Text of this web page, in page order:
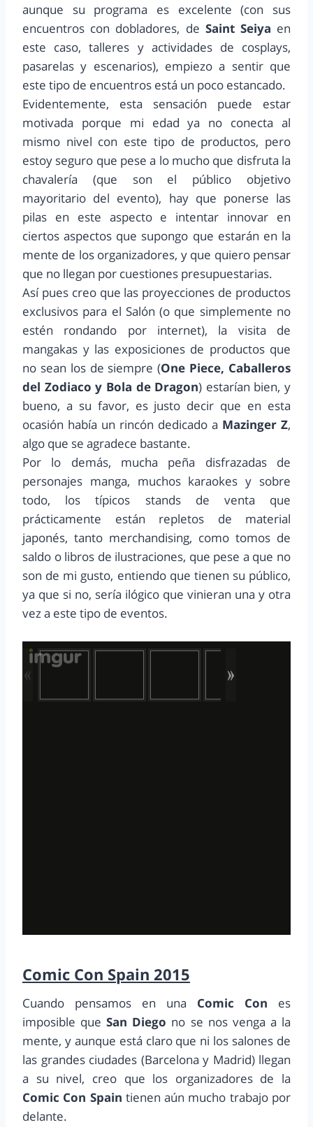
aunque su programa es excelente (con sus
encuentros con dobladores, de Saint Seiya en
este caso, talleres y actividades de cosplays,
pasarelas y escenarios), empiezo a sentir que
este tipo de encuentros está un poco estancado.
Evidentemente, esta sensación puede estar
motivada porque mi edad ya no conecta al
mismo nivel con este tipo de productos, pero
estoy seguro que pese a lo mucho que disfruta la
chavalería (que son el público objetivo
mayoritario del evento), hay que ponerse las
pilas en este aspecto e intentar innovar en
ciertos aspectos que supongo que estarán en la
mente de los organizadores, y que quiero pensar
que no llegan por cuestiones presupuestarias.
Así pues creo que las proyecciones de productos
exclusivos para el Salón (o que simplemente no
estén rondando por internet), la visita de
mangakas y las exposiciones de productos que
no sean los de siempre (One Piece, Caballeros
del Zodiaco y Bola de Dragon) estarían bien, y
bueno, a su favor, es justo decir que en esta
ocasión había un rincón dedicado a Mazinger Z,
algo que se agradece bastante.
Por lo demás, mucha peña disfrazadas de
personajes manga, muchos karaokes y sobre
todo, los típicos stands de venta que
prácticamente están repletos de material
japonés, tanto merchandising, como tomos de
saldo o libros de ilustraciones, que pese a que no
son de mi gusto, entiendo que tienen su público,
ya que si no, sería ilógico que vinieran una y otra
vez a este tipo de eventos.
Comic Con Spain 2015
Cuando pensamos en una Comic Con es
imposible queSan Diego no se nos venga a la
mente, y aunque está claro que ni los salones de
las grandes ciudades (Barcelona y Madrid) llegan
a su nivel, creo que los organizadores de la
Comic Con Spain tienen aún mucho trabajo por
delante.